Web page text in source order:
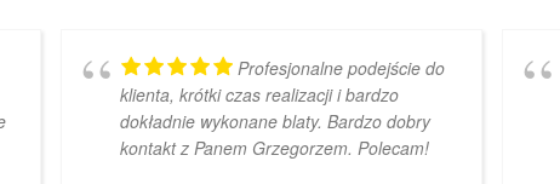
Profesjonalne podejście do
klienta, krótki czas realizacji i bardzo
dokładnie wykonane blaty. Bardzo dobry
kontakt z Panem Grzegorzem. Polecam!